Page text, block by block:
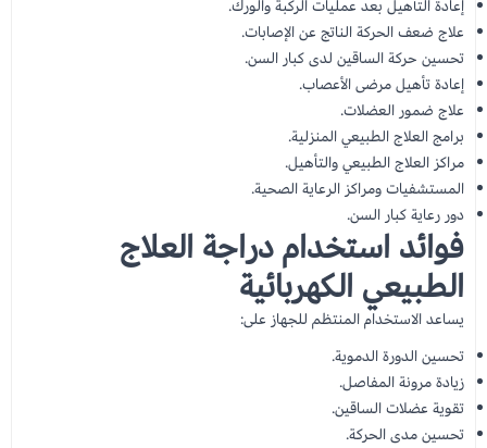
إعادة التأهيل بعد عمليات الركبة والورك.
علاج ضعف الحركة الناتج عن الإصابات.
تحسين حركة الساقين لدى كبار السن.
إعادة تأهيل مرضى الأعصاب.
علاج ضمور العضلات.
برامج العلاج الطبيعي المنزلية.
مراكز العلاج الطبيعي والتأهيل.
المستشفيات ومراكز الرعاية الصحية.
دور رعاية كبار السن.
فوائد استخدام دراجة العلاج
الطبيعي الكهربائية
يساعد الاستخدام المنتظم للجهاز على:
تحسين الدورة الدموية.
زيادة مرونة المفاصل.
تقوية عضلات الساقين.
تحسين مدى الحركة.